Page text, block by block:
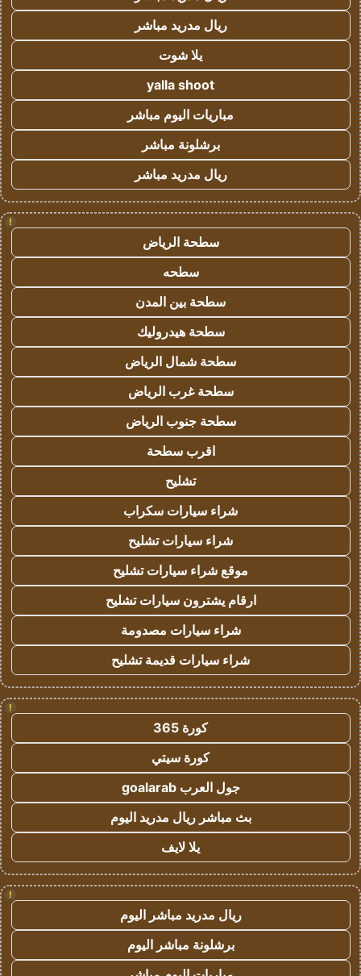
ريال مدريد مباشر
يلا شوت
yalla shoot
مباريات اليوم مباشر
برشلونة مباشر
ريال مدريد مباشر
!
سطحة الرياض
سطحه
سطحة بين المدن
سطحة هيدروليك
سطحة شمال الرياض
سطحة غرب الرياض
سطحة جنوب الرياض
اقرب سطحة
تشليح
شراء سيارات سكراب
شراء سيارات تشليح
موقع شراء سيارات تشليح
ارقام يشترون سيارات تشليح
شراء سيارات مصدومة
شراء سيارات قديمة تشليح
!
كورة 365
كورة سيتي
جول العرب goalarab
بث مباشر ريال مدريد اليوم
يلا لايف
!
ريال مدريد مباشر اليوم
برشلونة مباشر اليوم